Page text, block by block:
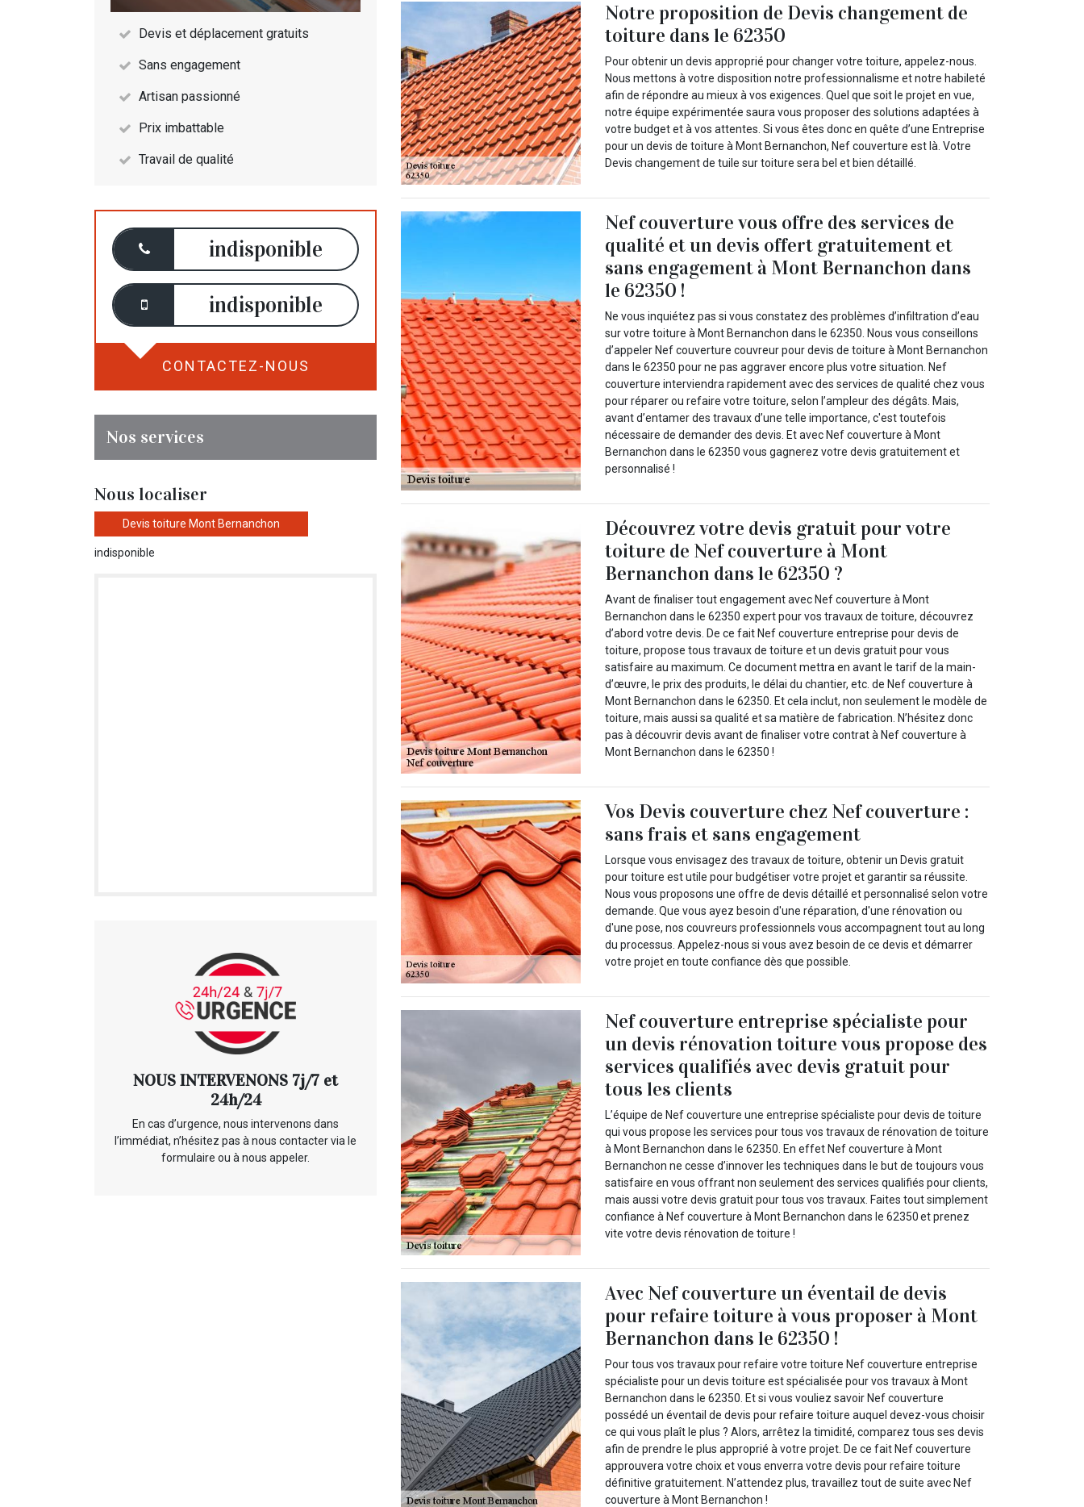
Devis et déplacement gratuits
Sans engagement
Artisan passionné
Prix imbattable
Travail de qualité
indisponible
indisponible
CONTACTEZ-NOUS
Nos services
Nous localiser
Devis toiture Mont Bernanchon
indisponible
NOUS INTERVENONS 7j/7 et
24h/24
En cas d’urgence, nous intervenons dans
l’immédiat, n’hésitez pas à nous contacter via le
formulaire ou à nous appeler.
Notre proposition de Devis changement de
toiture dans le 62350
Pour obtenir un devis approprié pour changer votre toiture, appelez-nous.
Nous mettons à votre disposition notre professionnalisme et notre habileté
afin de répondre au mieux à vos exigences. Quel que soit le projet en vue,
notre équipe expérimentée saura vous proposer des solutions adaptées à
votre budget et à vos attentes. Si vous êtes donc en quête d’une Entreprise
pour un devis de toiture à Mont Bernanchon, Nef couverture est là. Votre
Devis changement de tuile sur toiture sera bel et bien détaillé.
Nef couverture vous offre des services de
qualité et un devis offert gratuitement et
sans engagement à Mont Bernanchon dans
le 62350 !
Ne vous inquiétez pas si vous constatez des problèmes d’infiltration d’eau
sur votre toiture à Mont Bernanchon dans le 62350. Nous vous conseillons
d’appeler Nef couverture couvreur pour devis de toiture à Mont Bernanchon
dans le 62350 pour ne pas aggraver encore plus votre situation. Nef
couverture interviendra rapidement avec des services de qualité chez vous
pour réparer ou refaire votre toiture, selon l’ampleur des dégâts. Mais,
avant d’entamer des travaux d’une telle importance, c'est toutefois
nécessaire de demander des devis. Et avec Nef couverture à Mont
Bernanchon dans le 62350 vous gagnerez votre devis gratuitement et
personnalisé !
Découvrez votre devis gratuit pour votre
toiture de Nef couverture à Mont
Bernanchon dans le 62350 ?
Avant de finaliser tout engagement avec Nef couverture à Mont
Bernanchon dans le 62350 expert pour vos travaux de toiture, découvrez
d’abord votre devis. De ce fait Nef couverture entreprise pour devis de
toiture, propose tous travaux de toiture et un devis gratuit pour vous
satisfaire au maximum. Ce document mettra en avant le tarif de la main-
d’œuvre, le prix des produits, le délai du chantier, etc. de Nef couverture à
Mont Bernanchon dans le 62350. Et cela inclut, non seulement le modèle de
toiture, mais aussi sa qualité et sa matière de fabrication. N’hésitez donc
pas à découvrir devis avant de finaliser votre contrat à Nef couverture à
Mont Bernanchon dans le 62350 !
Vos Devis couverture chez Nef couverture :
sans frais et sans engagement
Lorsque vous envisagez des travaux de toiture, obtenir un Devis gratuit
pour toiture est utile pour budgétiser votre projet et garantir sa réussite.
Nous vous proposons une offre de devis détaillé et personnalisé selon votre
demande. Que vous ayez besoin d'une réparation, d'une rénovation ou
d'une pose, nos couvreurs professionnels vous accompagnent tout au long
du processus. Appelez-nous si vous avez besoin de ce devis et démarrer
votre projet en toute confiance dès que possible.
Nef couverture entreprise spécialiste pour
un devis rénovation toiture vous propose des
services qualifiés avec devis gratuit pour
tous les clients
L’équipe de Nef couverture une entreprise spécialiste pour devis de toiture
qui vous propose les services pour tous vos travaux de rénovation de toiture
à Mont Bernanchon dans le 62350. En effet Nef couverture à Mont
Bernanchon ne cesse d’innover les techniques dans le but de toujours vous
satisfaire en vous offrant non seulement des services qualifiés pour clients,
mais aussi votre devis gratuit pour tous vos travaux. Faites tout simplement
confiance à Nef couverture à Mont Bernanchon dans le 62350 et prenez
vite votre devis rénovation de toiture !
Avec Nef couverture un éventail de devis
pour refaire toiture à vous proposer à Mont
Bernanchon dans le 62350 !
Pour tous vos travaux pour refaire votre toiture Nef couverture entreprise
spécialiste pour un devis toiture est spécialisée pour vos travaux à Mont
Bernanchon dans le 62350. Et si vous vouliez savoir Nef couverture
possédé un éventail de devis pour refaire toiture auquel devez-vous choisir
ce qui vous plaît le plus ? Alors, arrêtez la timidité, comparez tous ses devis
afin de prendre le plus approprié à votre projet. De ce fait Nef couverture
approuvera votre choix et vous enverra votre devis pour refaire toiture
définitive gratuitement. N’attendez plus, travaillez tout de suite avec Nef
couverture à Mont Bernanchon !